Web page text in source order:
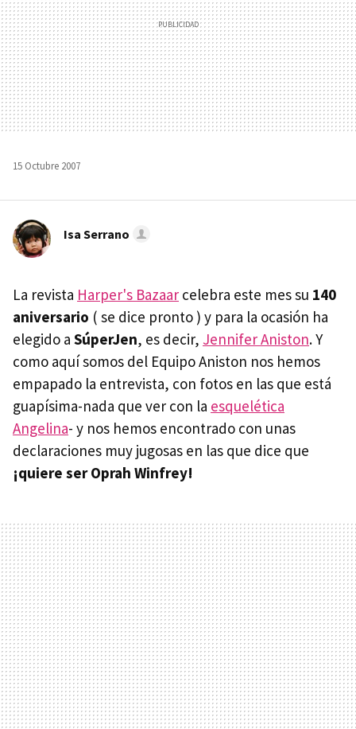
15 Octubre 2007
Isa Serrano
La revista Harper's Bazaar celebra este mes su 140
aniversario ( se dice pronto ) y para la ocasión ha
elegido a SúperJen, es decir, Jennifer Aniston. Y
como aquí somos del Equipo Aniston nos hemos
empapado la entrevista, con fotos en las que está
guapísima-nada que ver con la esquelética
Angelina- y nos hemos encontrado con unas
declaraciones muy jugosas en las que dice que
¡quiere ser Oprah Winfrey!